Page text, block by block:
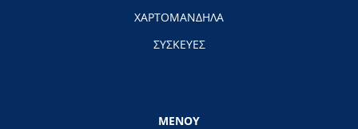
ΧΑΡΤΟΜΑΝΔΗΛΑ
ΣΥΣΚΕΥΕΣ
ΜΕΝΟΥ